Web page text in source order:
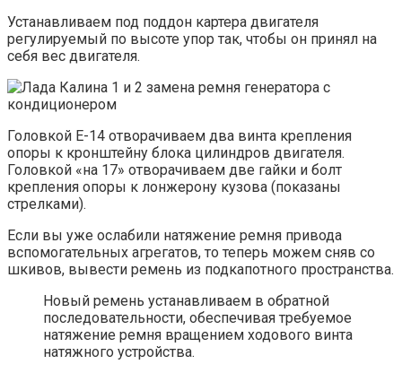
Устанавливаем под поддон картера двигателя
регулируемый по высоте упор так, чтобы он принял на
себя вес двигателя.
Головкой Е-14 отворачиваем два винта крепления
опоры к кронштейну блока цилиндров двигателя.
Головкой «на 17» отворачиваем две гайки и болт
крепления опоры к лонжерону кузова (показаны
стрелками).
Если вы уже ослабили натяжение ремня привода
вспомогательных агрегатов, то теперь можем сняв со
шкивов, вывести ремень из подкапотного пространства.
Новый ремень устанавливаем в обратной
последовательности, обеспечивая требуемое
натяжение ремня вращением ходового винта
натяжного устройства.